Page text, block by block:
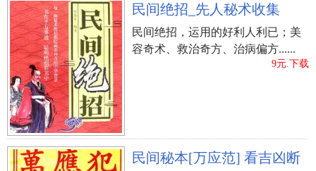
民间绝招_先人秘术收集
民间绝招，运用的好利人利已；美
容奇术、救治奇方、治病偏方......
9元.下载
民间秘本[万应范] 看吉凶断